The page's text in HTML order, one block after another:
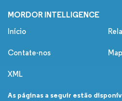
MORDOR INTELLIGENCE
Início
Contate-nos
XML
As páginas a seguir estão